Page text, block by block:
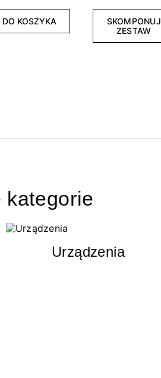
DO KOSZYKA
SKOMPONUJ
ZESTAW
kategorie
Urządzenia